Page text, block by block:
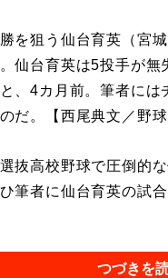
を狙う仙台育英（宮
仙台育英は5投手が
、4カ月前。筆者に
だ。【西尾典文／野球
抜高校野球で圧倒的
筆者に仙台育英の試
つづきを